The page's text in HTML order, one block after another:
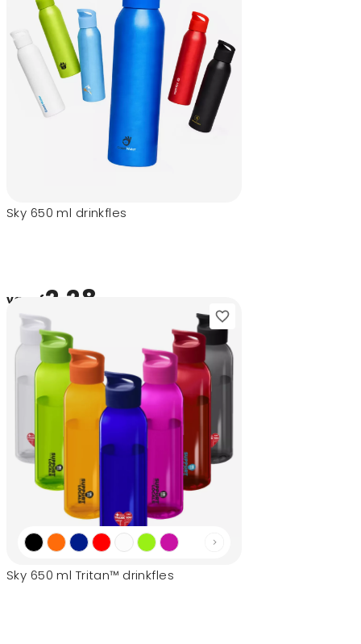
Sky 650 ml drinkfles
vanaf2,28
Sky 650 ml Tritan™ drinkfles